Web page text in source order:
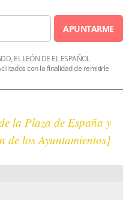
APUNTARME
EL LEÓN DE EL ESPAÑOL
con la finalidad de remitirle
la Plaza de España y
de los Ayuntamientos]